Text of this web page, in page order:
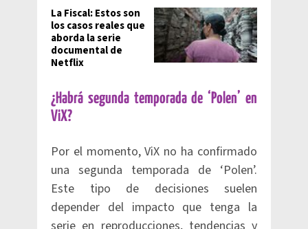
La Fiscal: Estos son
los casos reales que
aborda la serie
documental de
Netflix
¿Habrá segunda temporada de ‘Polen’ en
ViX?
Por el momento, ViX no ha confirmado
una segunda temporada de ‘Polen’.
Este tipo de decisiones suelen
depender del impacto que tenga la